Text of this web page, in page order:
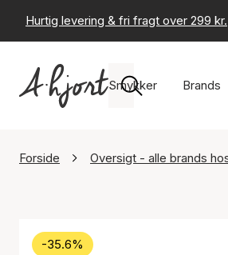
Hurtig levering & fri fragt over 299 kr.
Smykker Brands
Forside Oversigt - alle brands
-35.6%